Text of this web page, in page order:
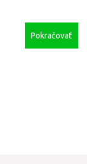
Pokračovať